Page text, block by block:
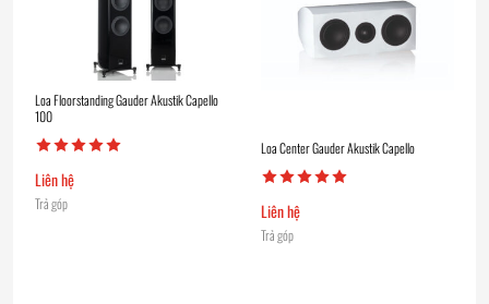
Loa Floorstanding Gauder Akustik Capello
100
Liên hệ
Trả góp
Loa Center Gauder Akustik Capello
Liên hệ
Trả góp